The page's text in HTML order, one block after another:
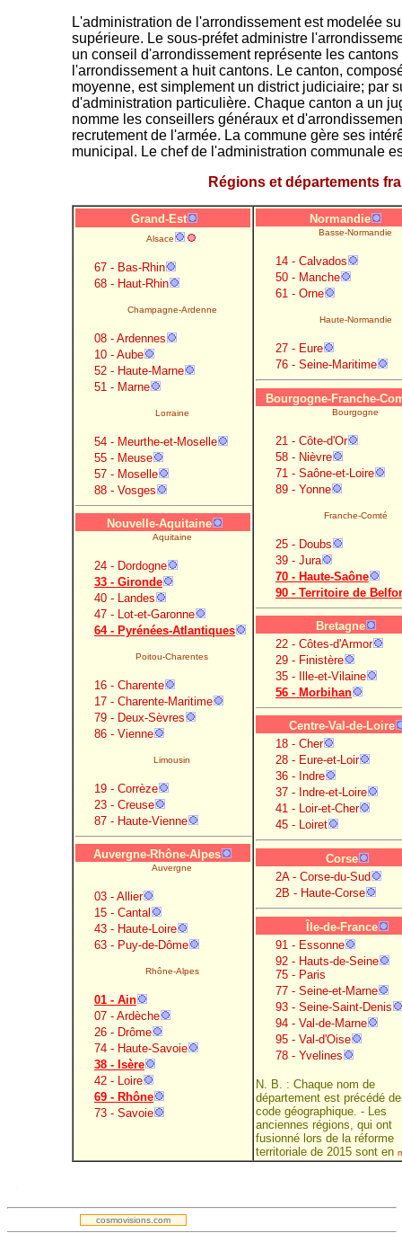
L'administration de l'arrondissement est modelée
supérieure. Le sous-préfet administre
un conseil d'arrondissement représente les
l'arrondissement a huit cantons. Le canton,
moyenne, est simplement un district judiciaire; par
d'administration particulière. Chaque canton a un
nomme les conseillers généraux et
recrutement de l'armée. La commune gère ses
municipal. Le chef de l'administration communale
Régions et départements
Grand-Est
Alsace
67 - Bas-Rhin
68 - Haut-Rhin
Champagne-Ardenne
08 - Ardennes
10 - Aube
52 - Haute-Marne
51 - Marne
Lorraine
54 - Meurthe-et-Moselle
55 - Meuse
57 - Moselle
88 - Vosges
Nouvelle-Aquitaine
Aquitaine
24 - Dordogne
33 - Gironde
40 - Landes
47 - Lot-et-Garonne
64 - Pyrénées-Atlantiques
Poitou-Charentes
16 - Charente
17 - Charente-Maritime
79 - Deux-Sèvres
86 - Vienne
Limousin
19 - Corrèze
23 - Creuse
87 - Haute-Vienne
Auvergne-Rhône-Alpes
Auvergne
03 - Allier
15 - Cantal
43 - Haute-Loire
63 - Puy-de-Dôme
Rhône-Alpes
01 - Ain
07 - Ardèche
26 - Drôme
74 - Haute-Savoie
38 - Isère
42 - Loire
69 - Rhône
73 - Savoie
Normandie
Basse-Normandie
14 - Calvados
50 - Manche
61 - Orne
Haute-Normandie
27 - Eure
76 - Seine-Maritime
Bourgogne-Franche-
Bourgogne
21 - Côte-d'Or
58 - Nièvre
71 - Saône-et-Loire
89 - Yonne
Franche-Comté
25 - Doubs
39 - Jura
70 - Haute-Saône
90 - Territoire de
Bretagne
22 - Côtes-d'Armor
29 - Finistère
35 - Ille-et-Vilaine
56 - Morbihan
Centre-Val-de-Loire
18 - Cher
28 - Eure-et-Loir
36 - Indre
37 - Indre-et-Loire
41 - Loir-et-Cher
45 - Loiret
Corse
2A - Corse-du-Sud
2B - Haute-Corse
Île-de-France
91 - Essonne
92 - Hauts-de-Seine
75 - Paris
77 - Seine-et-Marne
93 - Seine-Saint-Denis
94 - Val-de-Marne
95 - Val-d'Oise
78 - Yvelines
N. B. : Chaque nom de
département est précédé
code géographique. - Les
anciennes régions, qui ont
fusionné lors de la réforme
territoriale de 2015 sont en
.
cosmovisions.com